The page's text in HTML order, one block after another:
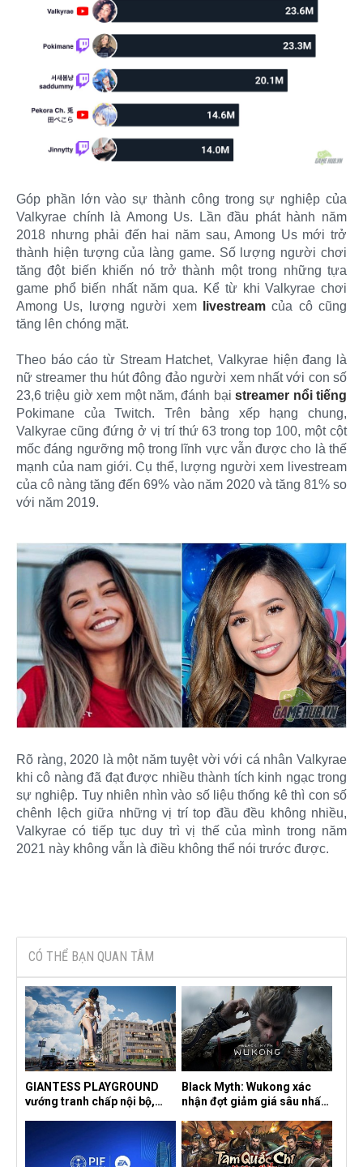
Góp phần lớn vào sự thành công trong sự nghiệp của
Valkyrae chính là Among Us. Lần đầu phát hành năm
2018 nhưng phải đến hai năm sau, Among Us mới trở
thành hiện tượng của làng game. Số lượng người chơi
tăng đột biến khiến nó trở thành một trong những tựa
game phổ biến nhất năm qua. Kể từ khi Valkyrae chơi
Among Us, lượng người xem
livestreamcủa cô cũng
tăng lên chóng mặt.
Theo báo cáo từ Stream Hatchet, Valkyrae hiện đang là
nữ streamer thu hút đông đảo người xem nhất với con số
23,6 triệu giờ xem một năm, đánh bạistreamer nổi tiếng
Pokimane của Twitch. Trên bảng xếp hạng chung,
Valkyrae cũng đứng ở vị trí thứ 63 trong top 100, một cột
mốc đáng ngưỡng mộ trong lĩnh vực vẫn được cho là thế
mạnh của nam giới. Cụ thể, lượng người xem livestream
của cô nàng tăng đến 69% vào năm 2020 và tăng 81% so
với năm 2019.
Rõ ràng, 2020 là một năm tuyệt vời với cá nhân Valkyrae
khi cô nàng đã đạt được nhiều thành tích kinh ngạc trong
sự nghiệp. Tuy nhiên nhìn vào số liệu thống kê thì con số
chênh lệch giữa những vị trí top đầu đều không nhiều,
Valkyrae có tiếp tục duy trì vị thế của mình trong năm
2021 này không vẫn là điều không thể nói trước được.​
CÓ THỂ BẠN QUAN TÂM
GIANTESS PLAYGROUND
vướng tranh chấp nội bộ,
ngầm chiếm đoạt doanh thu
Black Myth: Wukong xác
nhận đợt giảm giá sâu nhất
trên mọi nền tảng